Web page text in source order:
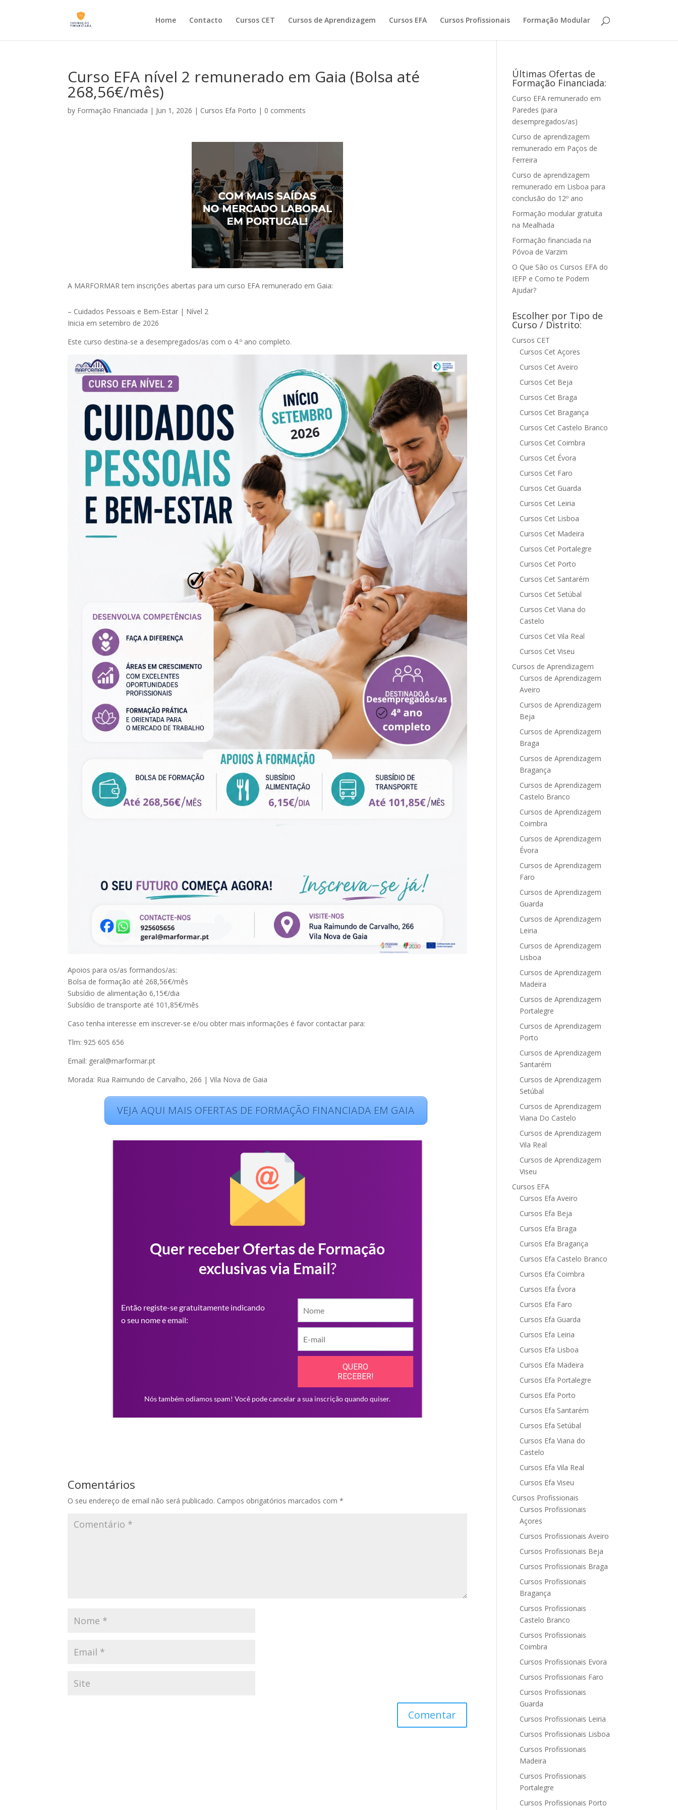
Home Contacto Cursos CET Cursos de Aprendizagem Cursos EFA Cursos Profissionais Formação Modular
Curso EFA nível 2 remunerado em Gaia (Bolsa até
268,56€/mês)
by Formação Financiada | Jun 1, 2026 | Cursos Efa Porto | 0 comments
A MARFORMAR tem inscrições abertas para um curso EFA remunerado em Gaia:
– Cuidados Pessoais e Bem-Estar | Nível 2
Inicia em setembro de 2026
Este curso destina-se a desempregados/as com o 4.º ano completo.
Apoios para os/as formandos/as:
Bolsa de formação até 268,56€/mês
Subsídio de alimentação 6,15€/dia
Subsídio de transporte até 101,85€/mês
Caso tenha interesse em inscrever-se e/ou obter mais informações é favor contactar para:
Tlm: 925 605 656
Email: geral@marformar.pt
Morada: Rua Raimundo de Carvalho, 266 | Vila Nova de Gaia
VEJA AQUI MAIS OFERTAS DE FORMAÇÃO FINANCIADA EM GAIA
Comentários
O seu endereço de email não será publicado. Campos obrigatórios marcados com*
Últimas Ofertas de
Formação Financiada:
Curso EFA remunerado em
Paredes (para
desempregados/as)
Curso de aprendizagem
remunerado em Paços de
Ferreira
Curso de aprendizagem
remunerado em Lisboa para
conclusão do 12º ano
Formação modular gratuita
na Mealhada
Formação financiada na
Póvoa de Varzim
O Que São os Cursos EFA do
IEFP e Como te Podem
Ajudar?
Escolher por Tipo de
Curso / Distrito:
Cursos CET
Cursos Cet Açores
Cursos Cet Aveiro
Cursos Cet Beja
Cursos Cet Braga
Cursos Cet Bragança
Cursos Cet Castelo Branco
Cursos Cet Coimbra
Cursos Cet Évora
Cursos Cet Faro
Cursos Cet Guarda
Cursos Cet Leiria
Cursos Cet Lisboa
Cursos Cet Madeira
Cursos Cet Portalegre
Cursos Cet Porto
Cursos Cet Santarém
Cursos Cet Setúbal
Cursos Cet Viana do
Castelo
Cursos Cet Vila Real
Cursos Cet Viseu
Cursos de Aprendizagem
Cursos de Aprendizagem
Aveiro
Cursos de Aprendizagem
Beja
Cursos de Aprendizagem
Braga
Cursos de Aprendizagem
Bragança
Cursos de Aprendizagem
Castelo Branco
Cursos de Aprendizagem
Coimbra
Cursos de Aprendizagem
Évora
Cursos de Aprendizagem
Faro
Cursos de Aprendizagem
Guarda
Cursos de Aprendizagem
Leiria
Cursos de Aprendizagem
Lisboa
Cursos de Aprendizagem
Madeira
Cursos de Aprendizagem
Portalegre
Cursos de Aprendizagem
Porto
Cursos de Aprendizagem
Santarém
Cursos de Aprendizagem
Setúbal
Cursos de Aprendizagem
Viana Do Castelo
Cursos de Aprendizagem
Vila Real
Cursos de Aprendizagem
Viseu
Cursos EFA
Cursos Efa Aveiro
Cursos Efa Beja
Cursos Efa Braga
Cursos Efa Bragança
Cursos Efa Castelo Branco
Cursos Efa Coimbra
Cursos Efa Évora
Cursos Efa Faro
Cursos Efa Guarda
Cursos Efa Leiria
Cursos Efa Lisboa
Cursos Efa Madeira
Cursos Efa Portalegre
Cursos Efa Porto
Cursos Efa Santarém
Cursos Efa Setúbal
Cursos Efa Viana do
Castelo
Cursos Efa Vila Real
Cursos Efa Viseu
Cursos Profissionais
Cursos Profissionais
Açores
Cursos Profissionais Aveiro
Cursos Profissionais Beja
Cursos Profissionais Braga
Cursos Profissionais
Bragança
Cursos Profissionais
Castelo Branco
Cursos Profissionais
Coimbra
Cursos Profissionais Evora
Cursos Profissionais Faro
Cursos Profissionais
Guarda
Cursos Profissionais Leiria
Cursos Profissionais Lisboa
Cursos Profissionais
Madeira
Cursos Profissionais
Portalegre
Cursos Profissionais Porto